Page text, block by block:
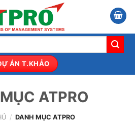
ÁN T.KHẢO
ATPRO
/ DANH MỤC ATPRO